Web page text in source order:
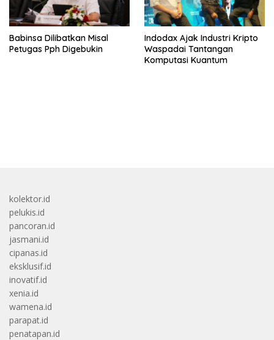
Babinsa Dilibatkan Misal
Petugas Pph Digebukin
Indodax Ajak Industri Kripto
Waspadai Tantangan
Komputasi Kuantum
kolektor.id
pelukis.id
pancoran.id
jasmani.id
cipanas.id
eksklusif.id
inovatif.id
xenia.id
wamena.id
parapat.id
penatapan.id